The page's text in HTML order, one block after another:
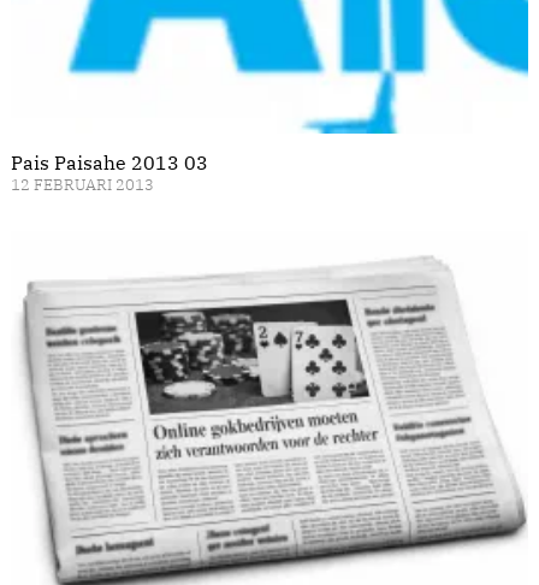
Pais Paisahe 2013 03
12 FEBRUARI 2013